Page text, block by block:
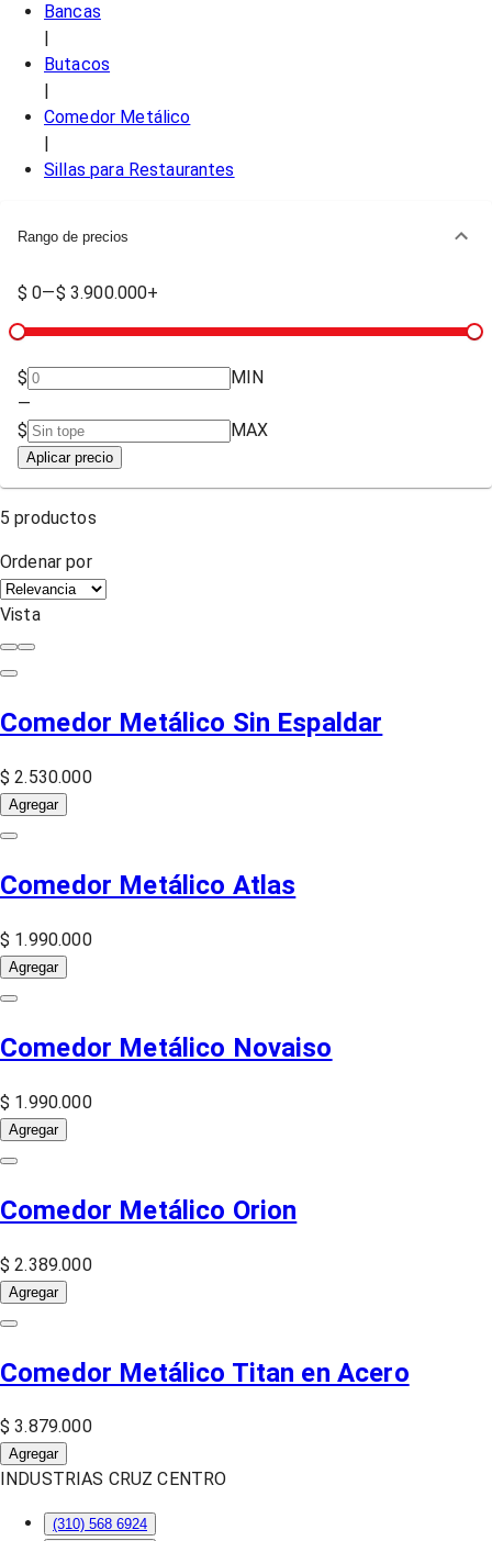
Bancas
Butacos
Comedor Metálico
Sillas para Restaurantes
Rango de precios
$ 0—$ 3.900.000+
$
MIN
—
$
MAX
Aplicar precio
5 productos
Ordenar por
Vista
Comedor Metálico Sin Espaldar
$ 2.530.000
Agregar
Comedor Metálico Atlas
$ 1.990.000
Agregar
Comedor Metálico Novaiso
$ 1.990.000
Agregar
Comedor Metálico Orion
$ 2.389.000
Agregar
Comedor Metálico Titan en Acero
$ 3.879.000
Agregar
INDUSTRIAS CRUZ CENTRO
(310) 568 6924